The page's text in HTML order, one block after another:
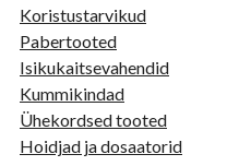
Koristustarvikud
Pabertooted
Isikukaitsevahendid
Kummikindad
Ühekordsed tooted
Hoidjad ja dosaatorid